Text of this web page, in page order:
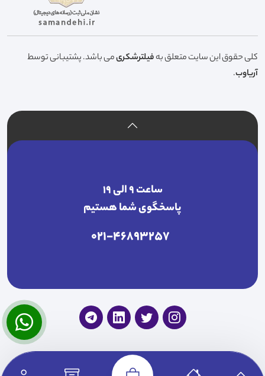
کلی حقوق این سایت متعلق بهفیلترشکریمی باشد. پشتیبانی توسط
آریاوب.
ساعت ۹ الی ۱۹
پاسخگوی شما هستیم
021-46893257